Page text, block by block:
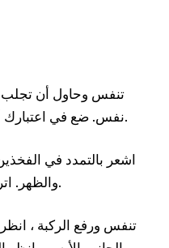
تنفس وحاول أن تجلب
نفس. ضع في اعتبارك أن الكتفين يجب أن تلمس الأرض.
اشعر بالتمدد في
والظهر. اترك كل نفس واسترح في الموقف.
تنفس ورفع الركبة ،